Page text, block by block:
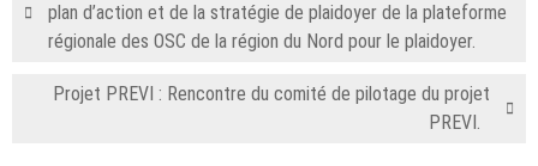
plan d’action et de la stratégie de plaidoyer de la plateforme
régionale des OSC de la région du Nord pour le plaidoyer.
Projet PREVI : Rencontre du comité de pilotage du projet
PREVI.